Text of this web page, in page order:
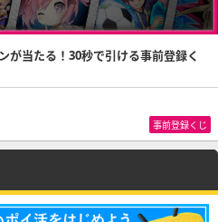
が当たる！30秒で引ける事前登録く
事前登録くじ